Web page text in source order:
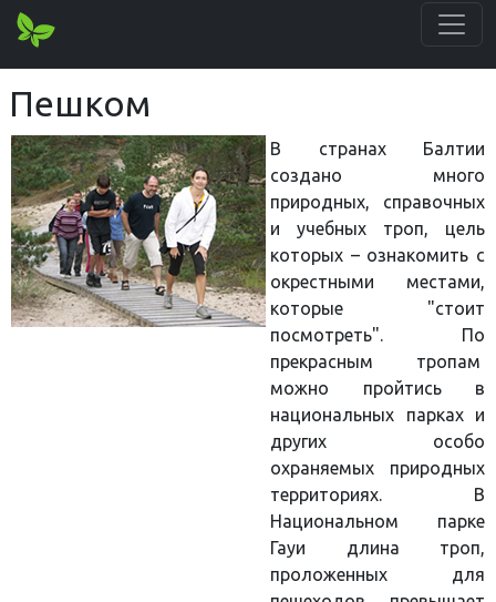
Пешком
В странах Балтии
создано много
природных, справочных
и учебных троп, цель
которых – ознакомить с
окрестными местами,
которые "стоит
посмотреть". По
прекрасным тропам
можно пройтись в
национальных парках и
других особо
охраняемых природных
территориях. В
Национальном парке
Гауи длина троп,
проложенных для